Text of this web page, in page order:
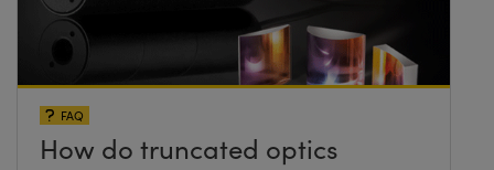
FAQ
How do truncated optics